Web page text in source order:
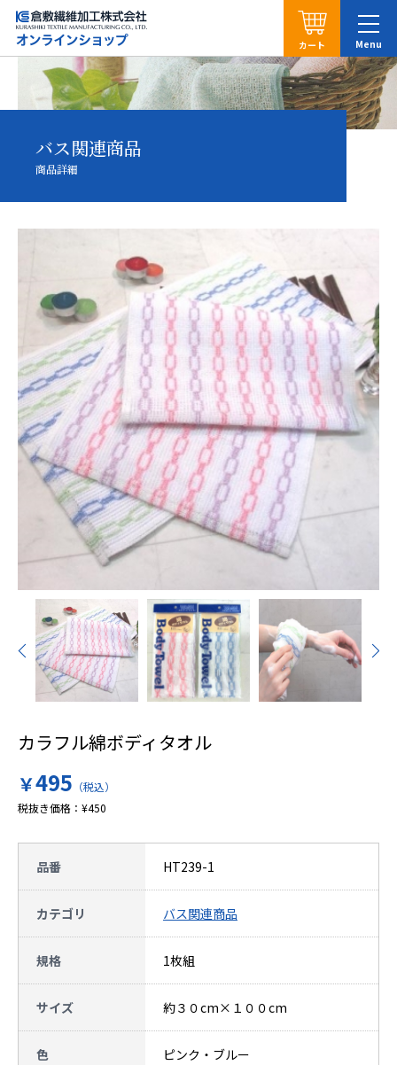
カート
バス関連商品
商品詳細
カラフル綿ボディタオル
￥495 （税込）
税抜き価格：¥450
品番 HT239-1
カテゴリ バス関連商品
規格 1枚組
サイズ 約３０cm×１００cm
色 ピンク・ブルー